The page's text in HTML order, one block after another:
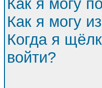
Как я могу
Как я могу
Когда я
войти?